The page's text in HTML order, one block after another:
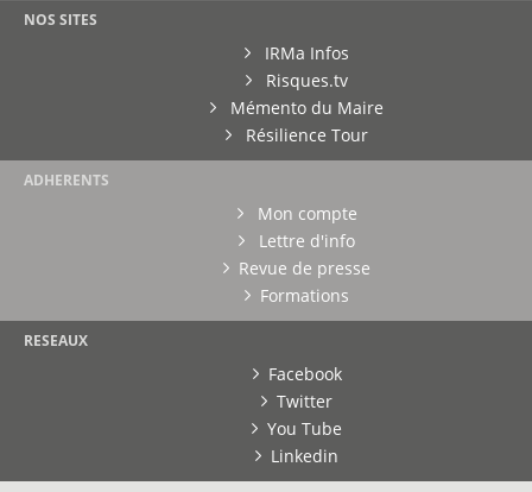
NOS SITES
IRMa Infos
Risques.tv
Mémento du Maire
Résilience Tour
ADHERENTS
Mon compte
Lettre d'info
Revue de presse
Formations
RESEAUX
Facebook
Twitter
You Tube
Linkedin